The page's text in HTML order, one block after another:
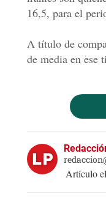
16,5, para el
A título de
de media en ese
Artículo